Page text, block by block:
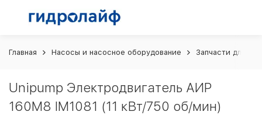
Главная Насосы и насосное оборудование Запчасти для
Unipump Электродвигатель АИP
160M8 IM1081 (11 кВт/750 об/мин)